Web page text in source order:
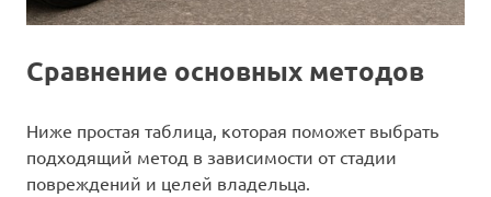
Сравнение основных методов
Ниже простая таблица, которая поможет выбрать
подходящий метод в зависимости от стадии
повреждений и целей владельца.